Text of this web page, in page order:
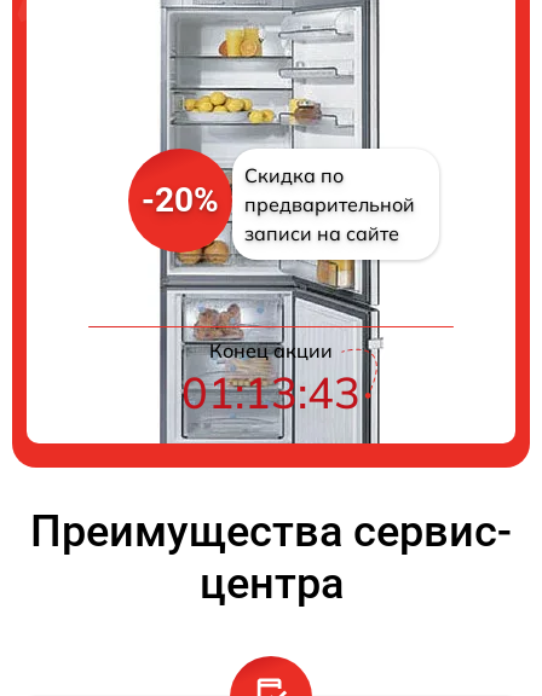
-20%
Скидка по
предварительной
записи на сайте
Конец акции
01:13:42
Преимущества сервис-
центра